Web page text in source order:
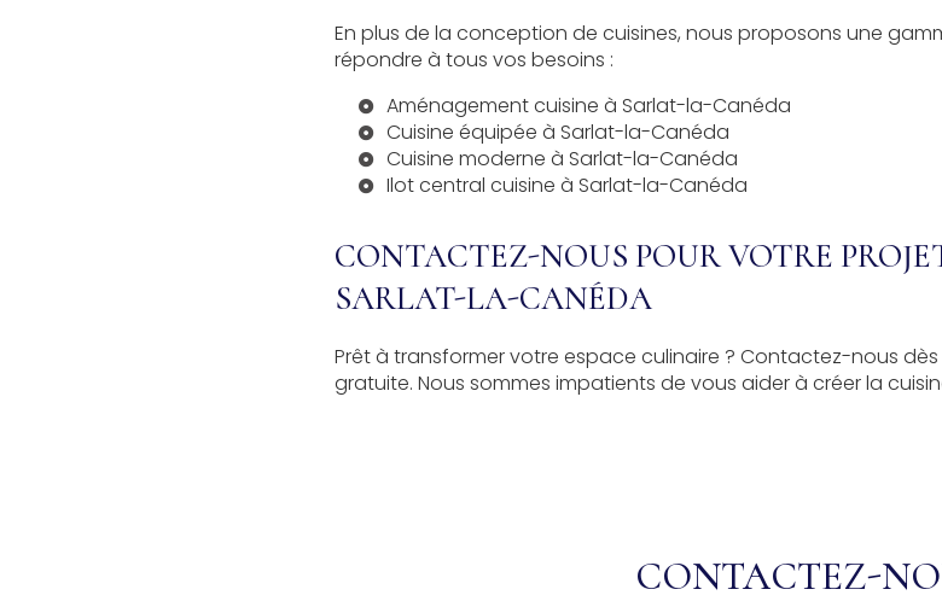
En plus de la conception de cuisines, nous proposons une
répondre à tous vos besoins :
Aménagement cuisine à Sarlat-la-Canéda
Cuisine équipée à Sarlat-la-Canéda
Cuisine moderne à Sarlat-la-Canéda
Ilot central cuisine à Sarlat-la-Canéda
CONTACTEZ-NOUS POUR VOTRE
SARLAT-LA-CANÉDA
Prêt à transformer votre espace culinaire ? Contactez-nous
gratuite. Nous sommes impatients de vous aider à créer la
CONTACTEZ-